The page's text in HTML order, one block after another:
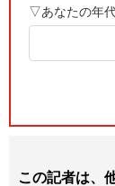
この記者は、